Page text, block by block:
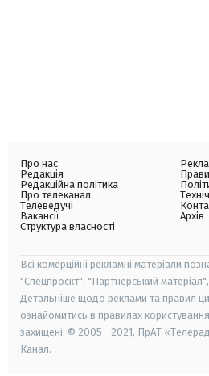
Про нас
Редакція
Редакційна політика
Про телеканал
Телеведучі
Вакансії
Структура власності
Архів
Всі комерційні рекламні матеріали
"Спецпроєкт", "Партнерський
Детальніше щодо реклами та правил
ознайомитись в правилах
захищені. © 2005—2021, ПрАТ
Канал.